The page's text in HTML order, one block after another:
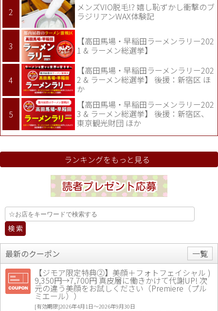
メンズVIO脱毛!? 嬉し恥ずかし衝撃のブ
ラジリアンWAX体験記
【高田馬場・早稲田ラーメンラリー202
1 & ラーメン総選挙】
【高田馬場・早稲田ラーメンラリー202
2 & ラーメン総選挙】 後援：新宿区 ほ
か
【高田馬場・早稲田ラーメンラリー202
3 & ラーメン総選挙】 後援：新宿区、
東京観光財団 ほか
ランキングをもっと見る
最新のクーポン
一覧
【ジモア限定特典②】美顔＋フォトフェイシャル )
9,350円→7,700円 真皮層に働きかけて代謝UP! 次
元の違う美顔をお試しください（Premiere（プル
ミエール））
[有効期限]2026年4月1日〜2026年9月30日